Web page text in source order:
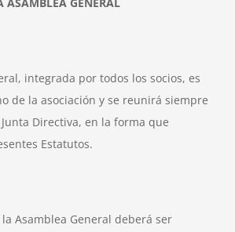
integrada por todos los socios, es
de la asociación y se reunirá siempre
Directiva, en la forma que
Estatutos.
Asamblea General deberá ser